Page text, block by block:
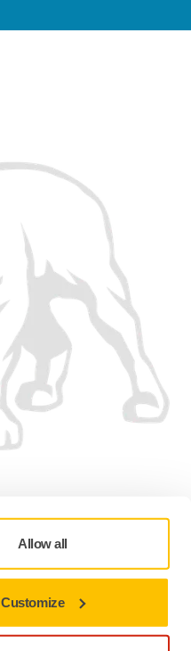
Allow all
Customize